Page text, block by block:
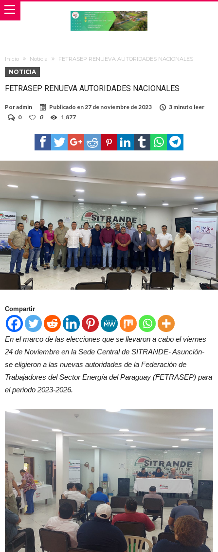
Inicio Noticia FETRASEP RENUEVA AUTORIDADES NACIONALES
NOTICIA
FETRASEP RENUEVA AUTORIDADES NACIONALES
Poradmin Publicado en27 de noviembre de 2023
3 minuto leer
0
0 1,877
Compartir
En el marco de las elecciones que se llevaron a cabo el viernes
24 de Noviembre en la Sede Central de SITRANDE- Asunción-
se eligieron a las nuevas autoridades de la Federación de
Trabajadores del Sector Energía del Paraguay (FETRASEP) para
el periodo 2023-2026.